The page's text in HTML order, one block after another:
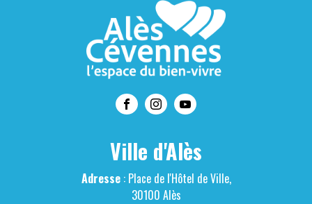
Ville d'Alès
Adresse: Place de l'Hôtel de Ville,
30100 Alès